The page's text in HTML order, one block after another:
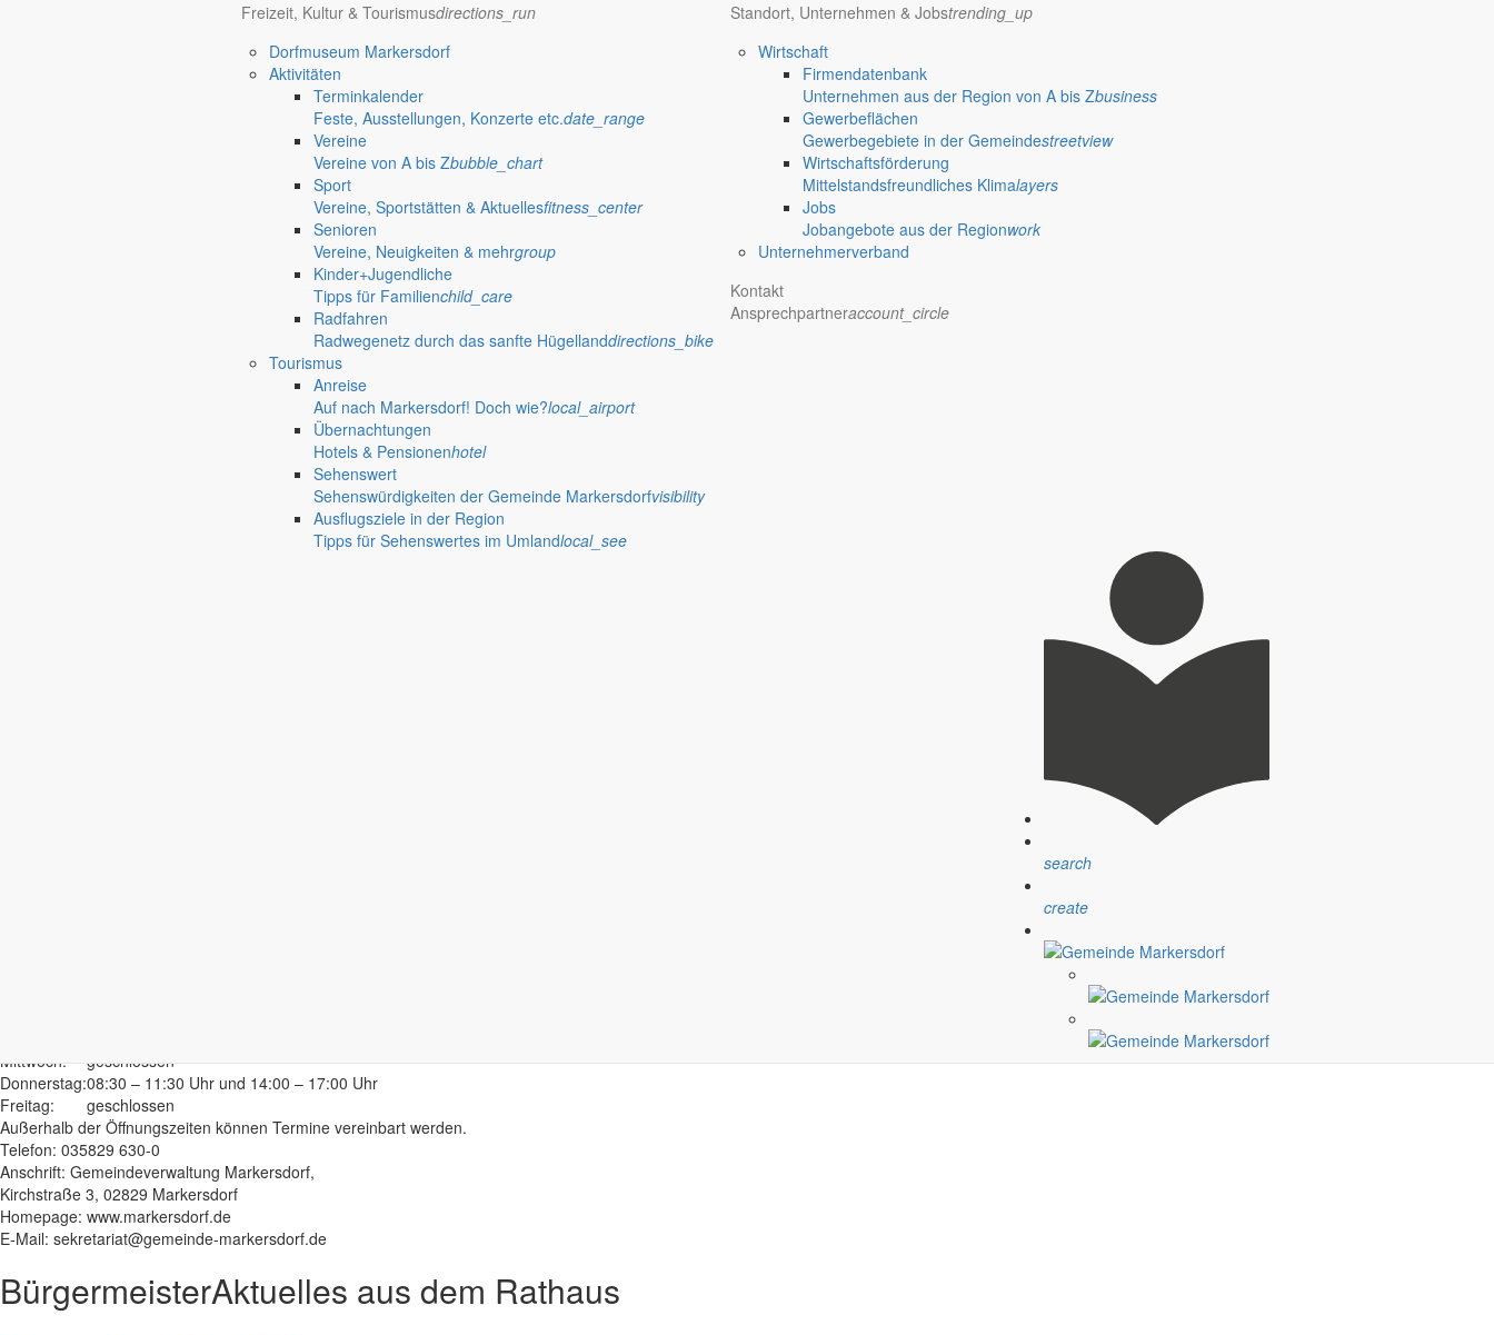
Freizeit, Kultur & Tourismusdirections_run
Dorfmuseum Markersdorf
Aktivitäten
Terminkalender
Feste, Ausstellungen, Konzerte etc.date_range
Vereine
Vereine von A bis Zbubble_chart
Sport
Vereine, Sportstätten & Aktuellesfitness_center
Senioren
Vereine, Neuigkeiten & mehrgroup
Kinder+Jugendliche
Tipps für Familienchild_care
Radfahren
Radwegenetz durch das sanfte Hügellanddirections_bike
Tourismus
Anreise
Auf nach Markersdorf! Doch wie?local_airport
Übernachtungen
Hotels & Pensionenhotel
Sehenswert
Sehenswürdigkeiten der Gemeinde Markersdorfvisibility
Ausflugsziele in der Region
Tipps für Sehenswertes im Umlandlocal_see
Standort, Unternehmen & Jobstrending_up
Wirtschaft
Firmendatenbank
Unternehmen aus der Region von A bis Zbusiness
Gewerbeflächen
Gewerbegebiete in der Gemeindestreetview
Wirtschaftsförderung
Mittelstandsfreundliches Klimalayers
Jobs
Jobangebote aus der Regionwork
Unternehmerverband
Kontakt
Ansprechpartneraccount_circle
search
create
alarm_on
Bekanntmachungen
Redaktionelle Wiedergabe amtlicher
Informationen
publish
Ausschreibungen
Öffentliche Ausschreibungen der Gemeinde
Markersdorf
Verfahrensvorschriften und Gebühren
Mittwoch:
geschlossen
Donnerstag:08:30 – 11:30 Uhr und 14:00 – 17:00 Uhr
Freitag:
geschlossen
Außerhalb der Öffnungszeiten können Termine vereinbart werden.
Telefon: 035829 630-0
Anschrift: Gemeindeverwaltung Markersdorf,
Kirchstraße 3, 02829 Markersdorf
Homepage: www.markersdorf.de
E-Mail: sekretariat@gemeinde-markersdorf.de
BürgermeisterAktuelles aus dem Rathaus